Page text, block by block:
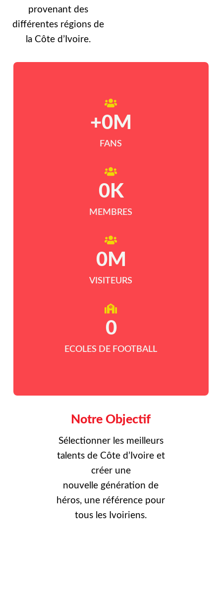
provenant des
différentes régions de
la Côte d’Ivoire.
FANS
+0 M
MEMBRES
0K
VISITEURS
0M
ECOLES DE FOOTBALL
0
Notre Objectif
Sélectionner les meilleurs
talents de Côte d’Ivoire et
créer une
nouvelle génération de
héros, une référence pour
tous les Ivoiriens.